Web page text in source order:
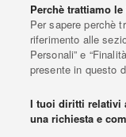
Perchè trattiamo
Per sapere perchè
riferimento alle
Personali” e
presente in questo
I tuoi diritti relativi
una richiesta e